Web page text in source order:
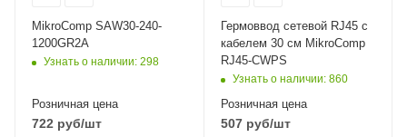
MikroComp SAW30-240-
1200GR2A
Узнать о наличии: 298
Розничная цена
722 руб/шт
Гермоввод сетевой RJ45 с
кабелем 30 см MikroComp
RJ45-CWPS
Узнать о наличии: 860
Розничная цена
507руб/шт